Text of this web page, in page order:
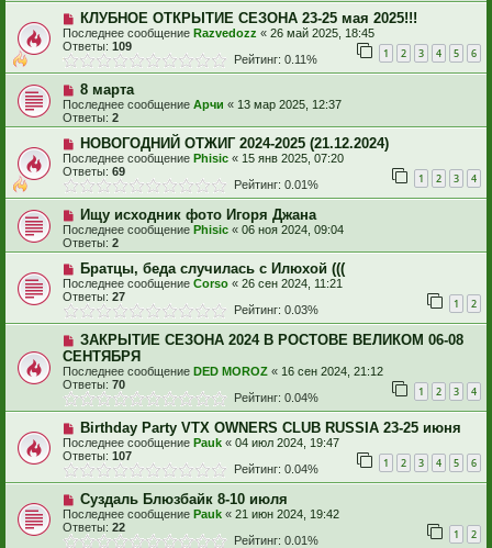
КЛУБНОЕ ОТКРЫТИЕ СЕЗОНА 23-25 мая 2025!!!
Последнее сообщение Razvedozz « 26 май 2025, 18:45
Ответы: 109 1 2 3 4 5 6
Рейтинг: 0.11%
8 марта
Последнее сообщение Арчи « 13 мар 2025, 12:37
Ответы: 2
НОВОГОДНИЙ ОТЖИГ 2024-2025 (21.12.2024)
Последнее сообщение Phisic « 15 янв 2025, 07:20
Ответы: 69 1 2 3 4
Рейтинг: 0.01%
Ищу исходник фото Игоря Джана
Последнее сообщение Phisic « 06 ноя 2024, 09:04
Ответы: 2
Братцы, беда случилась с Илюхой (((
Последнее сообщение Corso « 26 сен 2024, 11:21
Ответы: 27 1 2
Рейтинг: 0.03%
ЗАКРЫТИЕ СЕЗОНА 2024 В РОСТОВЕ ВЕЛИКОМ 06-08
СЕНТЯБРЯ
Последнее сообщение DED MOROZ « 16 сен 2024, 21:12
Ответы: 70 1 2 3 4
Рейтинг: 0.04%
Birthday Party VTX OWNERS CLUB RUSSIA 23-25 июня
Последнее сообщение Pauk « 04 июл 2024, 19:47
Ответы: 107 1 2 3 4 5 6
Рейтинг: 0.04%
Суздаль Блюзбайк 8-10 июля
Последнее сообщение Pauk « 21 июн 2024, 19:42
Ответы: 22 1 2
Рейтинг: 0.01%